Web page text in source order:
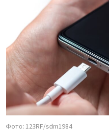
Фото: 123RF/sdm1984